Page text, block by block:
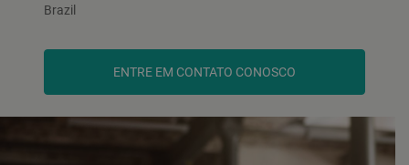
Brazil
ENTRE EM CONTATO CONOSCO